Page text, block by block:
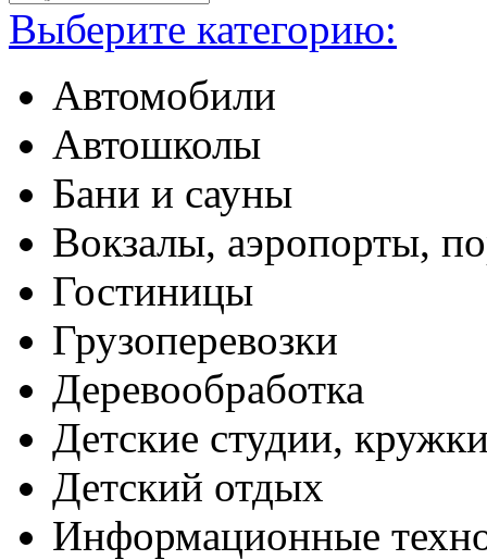
Выберите категорию:
Автомобили
Автошколы
Бани и сауны
Вокзалы, аэропорты,
Гостиницы
Грузоперевозки
Деревообработка
Детские студии,
Детский отдых
Информационные